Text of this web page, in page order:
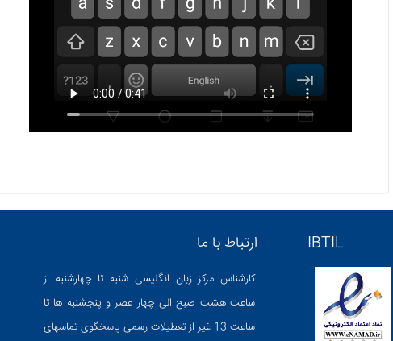
IBTIL ارتباط با ما
کارشناس مرکز زبان انگلیسی شنبه تا چهارشنبه از
ساعت هشت صبح الی چهار عصر و پنجشنبه ها تا
ساعت 13 غیر از تعطیلات رسمی پاسخگوی تماسهای